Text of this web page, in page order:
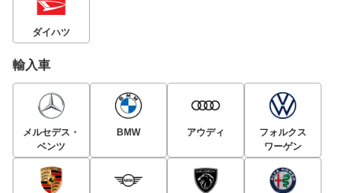
ダイハツ
輸入車
メルセデス・
ベンツ
BMW アウディ
フォルクス
ワーゲン